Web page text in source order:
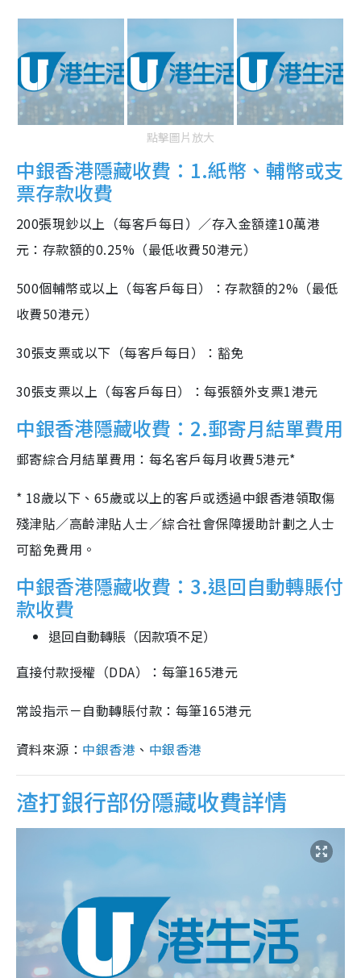
點擊圖片放大
中銀香港隱藏收費：1.紙幣、輔幣或支
票存款收費
200張現鈔以上（每客戶每日）／存入金額達10萬港
元：存款額的0.25%（最低收費50港元）
500個輔幣或以上（每客戶每日）：存款額的2%（最低
收費50港元）
30張支票或以下（每客戶每日）：豁免
30張支票以上（每客戶每日）：每張額外支票1港元
中銀香港隱藏收費：2.郵寄月結單費用
郵寄綜合月結單費用：每名客戶每月收費5港元*
* 18歲以下、65歲或以上的客戶或透過中銀香港領取傷
殘津貼／高齡津貼人士／綜合社會保障援助計劃之人士
可豁免費用。
中銀香港隱藏收費：3.退回自動轉賬付
款收費
退回自動轉賬（因款項不足）
直接付款授權（DDA）：每筆165港元
常設指示－自動轉賬付款：每筆165港元
資料來源： 中銀香港 、 中銀香港
渣打銀行部份隱藏收費詳情